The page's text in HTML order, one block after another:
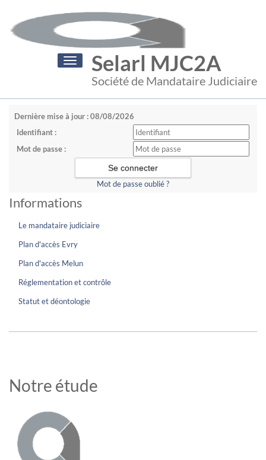
Selarl MJC2A
Société de Mandataire Judiciaire
Toggle
navigation
Dernière mise à jour : 08/08/2026
Identifiant :
Mot de passe :
Mot de passe oublié ?
Informations
Le mandataire judiciaire
Plan d'accès Evry
Plan d'accès Melun
Réglementation et contrôle
Statut et déontologie
Notre étude